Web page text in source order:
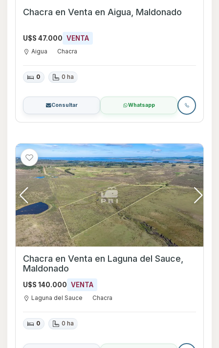
Chacra en Venta en Aigua, Maldonado
U$S 47.000 VENTA
Aigua Chacra
0 0 ha
Consultar Whatsapp
Chacra en Venta en Laguna del Sauce,
Maldonado
U$S 140.000 VENTA
Laguna del Sauce Chacra
0 0 ha